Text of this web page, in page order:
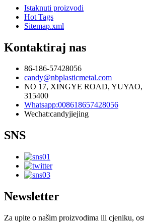
Istaknuti proizvodi
Hot Tags
Sitemap.xml
Kontaktiraj nas
86-186-57428056
candy@nbplasticmetal.com
NO 17, XINGYE ROAD,
315400
Whatsapp:008618657428056
Wechat:candyjiejing
SNS
Newsletter
Za upite o našim proizvodima ili cjeniku,